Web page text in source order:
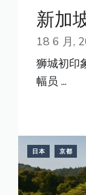
新加
18 6 月,
狮城初印
幅员 ...
日本 京都